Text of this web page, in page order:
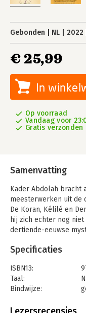
Gebonden NL 2022
€ 25,99
In
Op voorraad
Vandaag voor
Gratis verzonden
Samenvatting
Kader Abdolah bracht
meesterwerken uit de
De Koran, Kélilé en
hij zich echter nog
dertiende-eeuwse
Twee coronajaren
kwam om hele en
grote afstanden te
lezen, rennen en
Specificaties
ISBN13:
Taal:
Bindwijze:
Uitgever: